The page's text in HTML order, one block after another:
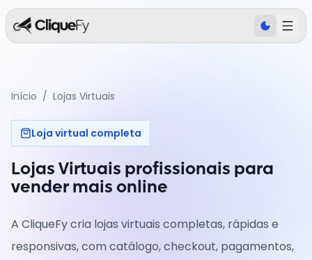
Início / Lojas Virtuais
Loja virtual completa
Lojas Virtuais profissionais para
vender mais online
A CliqueFy cria lojas virtuais completas, rápidas e
responsivas, com catálogo, checkout, pagamentos,